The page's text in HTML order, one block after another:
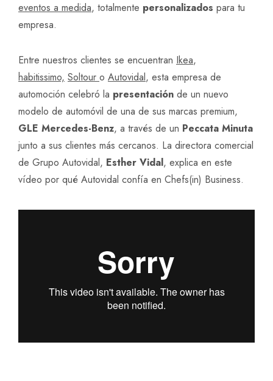
eventos a medida, totalmente personalizados para tu
empresa.
Entre nuestros clientes se encuentran Ikea,
habitissimo, Soltour o Autovidal, esta empresa de
automoción celebró la presentación de un nuevo
modelo de automóvil de una de sus marcas premium,
GLE Mercedes-Benz, a través de un Peccata Minuta
junto a sus clientes más cercanos. La directora comercial
de Grupo Autovidal, Esther Vidal, explica en este
vídeo por qué Autovidal confía en Chefs(in) Business.